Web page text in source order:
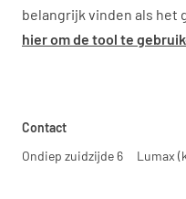
belangrijk vinden als het
hier om de tool te
Contact
Ondiep zuidzijde 6
Lumax